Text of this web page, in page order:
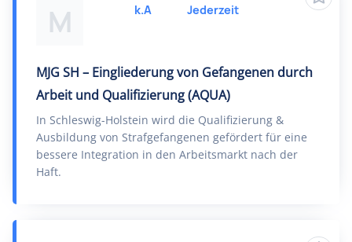
M
MJG SH – Eingliederung von Gefangenen durch
Arbeit und Qualifizierung (AQUA)
In Schleswig-Holstein wird die Qualifizierung &
Ausbildung von Strafgefangenen gefördert für eine
bessere Integration in den Arbeitsmarkt nach der
Haft.
k.A Jederzeit